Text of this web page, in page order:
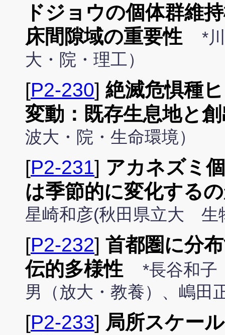
ドジョウの個体群維
床間隙域の重要性
*
大・院・理工）
[P2-230] 絶滅危惧種
変動：既存生息地と
波大・院・生命環境）
[P2-231] アカネズミ
は季節的に変化する
星崎和彦(秋田県立大 生
[P2-232] 首都圏に分
伝的多様性
*長谷和子
男（放大・教養）、嶋田
[P2-233] 局所スケー